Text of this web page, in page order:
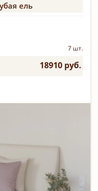
ель
7 шт.
18910 руб.